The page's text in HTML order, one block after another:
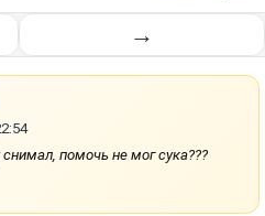
и
→
помочь не мог сука???